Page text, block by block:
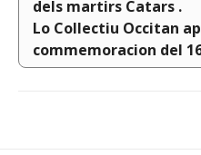
dels martirs Catars .
Lo Collectiu Occitan
commemoracion del